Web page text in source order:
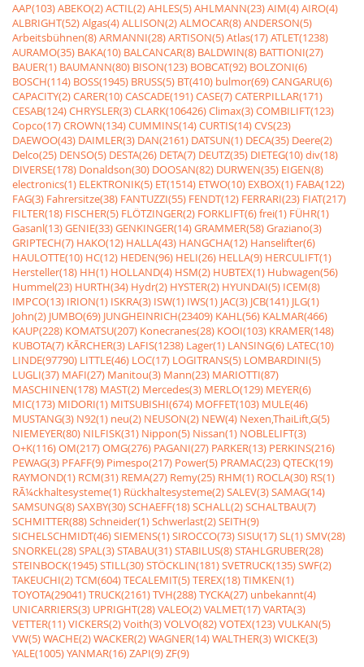
AAP(103)ABEKO(2)ACTIL(2)AHLES(5)AHLMANN(23)AIM(4)AIRO(4)
ALBRIGHT(52)Algas(4)ALLISON(2)ALMOCAR(8)ANDERSON(5)
Arbeitsbühnen(8)ARMANNI(28)ARTISON(5)Atlas(17)ATLET(1238)
AURAMO(35) BAKA(10) BALCANCAR(8) BALDWIN(8) BATTIONI(27)
BAUER(1) BAUMANN(80) BISON(123) BOBCAT(92) BOLZONI(6)
BOSCH(114) BOSS(1945) BRUSS(5) BT(410) bulmor(69)CANGARU(6)
CAPACITY(2)CARER(10)CASCADE(191)CASE(7)CATERPILLAR(171)
CESAB(124)CHRYSLER(3)CLARK(106426)Climax(3)COMBILIFT(123)
Copco(17)CROWN(134)CUMMINS(14)CURTIS(14)CVS(23)
DAEWOO(43) DAIMLER(3) DAN(2161) DATSUN(1) DECA(35) Deere(2)
Delco(25) DENSO(5) DESTA(26) DETA(7) DEUTZ(35) DIETEG(10)div(18)
DIVERSE(178) Donaldson(30) DOOSAN(82) DURWEN(35) EIGEN(8)
electronics(1) ELEKTRONIK(5) ET(1514) ETWO(10) EXBOX(1) FABA(122)
FAG(3) Fahrersitze(38) FANTUZZI(55) FENDT(12) FERRARI(23) FIAT(217)
FILTER(18) FISCHER(5) FLÖTZINGER(2) FORKLIFT(6)frei(1) FÜHR(1)
Gasanl(13)GENIE(33)GENKINGER(14)GRAMMER(58)Graziano(3)
GRIPTECH(7) HAKO(12) HALLA(43) HANGCHA(12) Hanselifter(6)
HAULOTTE(10) HC(12) HEDEN(96) HELI(26) HELLA(9) HERCULIFT(1)
Hersteller(18) HH(1) HOLLAND(4) HSM(2) HUBTEX(1) Hubwagen(56)
Hummel(23) HURTH(34) Hydr(2) HYSTER(2) HYUNDAI(5) ICEM(8)
IMPCO(13) IRION(1) ISKRA(3) ISW(1) IWS(1) JAC(3) JCB(141) JLG(1)
John(2) JUMBO(69) JUNGHEINRICH(23409) KAHL(56) KALMAR(466)
KAUP(228) KOMATSU(207) Konecranes(28) KOOI(103) KRAMER(148)
KUBOTA(7) KÃRCHER(3) LAFIS(1238) Lager(1) LANSING(6) LATEC(10)
LINDE(97790) LITTLE(46) LOC(17) LOGITRANS(5) LOMBARDINI(5)
LUGLI(37) MAFI(27) Manitou(3) Mann(23) MARIOTTI(87)
MASCHINEN(178) MAST(2) Mercedes(3) MERLO(129) MEYER(6)
MIC(173) MIDORI(1) MITSUBISHI(674) MOFFET(103) MULE(46)
MUSTANG(3) N92(1) neu(2) NEUSON(2) NEW(4) Nexen,ThaiLift,G(5)
NIEMEYER(80) NILFISK(31) Nippon(5) Nissan(1) NOBLELIFT(3)
O+K(116)OM(217)OMG(276) PAGANI(27) PARKER(13) PERKINS(216)
PEWAG(3) PFAFF(9) Pimespo(217) Power(5) PRAMAC(23)QTECK(19)
RAYMOND(1) RCM(31) REMA(27) Remy(25) RHM(1) ROCLA(30) RS(1)
RÃ¼ckhaltesysteme(1) Rückhaltesysteme(2)SALEV(3)SAMAG(14)
SAMSUNG(8)SAXBY(30)SCHAEFF(18)SCHALL(2)SCHALTBAU(7)
SCHMITTER(88)Schneider(1)Schwerlast(2)SEITH(9)
SICHELSCHMIDT(46)SIEMENS(1)SIROCCO(73)SISU(17)SL(1)SMV(28)
SNORKEL(28)SPAL(3)STABAU(31)STABILUS(8)STAHLGRUBER(28)
STEINBOCK(1945)STILL(30)STÖCKLIN(181)SVETRUCK(135)SWF(2)
TAKEUCHI(2)TCM(604)TECALEMIT(5)TEREX(18)TIMKEN(1)
TOYOTA(29041)TRUCK(2161)TVH(288)TYCKA(27) unbekannt(4)
UNICARRIERS(3) UPRIGHT(28)VALEO(2)VALMET(17)VARTA(3)
VETTER(11)VICKERS(2)Voith(3)VOLVO(82)VOTEX(123)VULKAN(5)
VW(5)WACHE(2)WACKER(2)WAGNER(14)WALTHER(3)WICKE(3)
YALE(1005)YANMAR(16)ZAPI(9)ZF(9)